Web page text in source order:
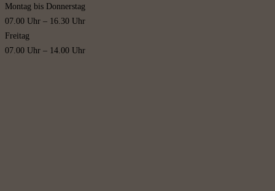
Montag bis Donnerstag
07.00 Uhr – 16.30 Uhr
Freitag
07.00 Uhr – 14.00 Uhr